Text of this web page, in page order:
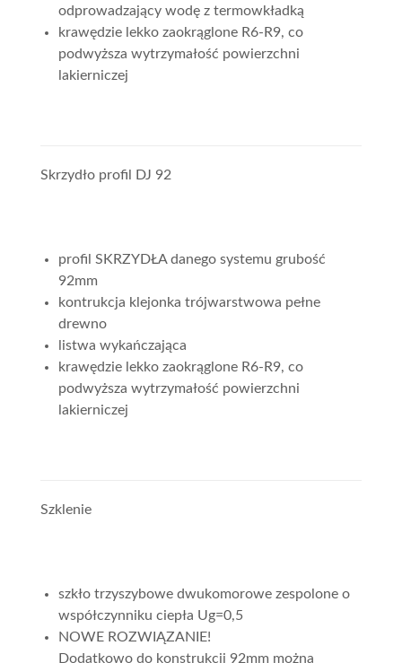
odprowadzający wodę z termowkładką
krawędzie lekko zaokrąglone R6-R9, co
podwyższa wytrzymałość powierzchni
lakierniczej
Skrzydło profil DJ 92
profil SKRZYDŁA danego systemu grubość
92mm
kontrukcja klejonka trójwarstwowa pełne
drewno
listwa wykańczająca
krawędzie lekko zaokrąglone R6-R9, co
podwyższa wytrzymałość powierzchni
lakierniczej
Szklenie
szkło trzyszybowe dwukomorowe zespolone o
współczynniku ciepła Ug=0,5
NOWE ROZWIĄZANIE!
Dodatkowo do konstrukcji 92mm można